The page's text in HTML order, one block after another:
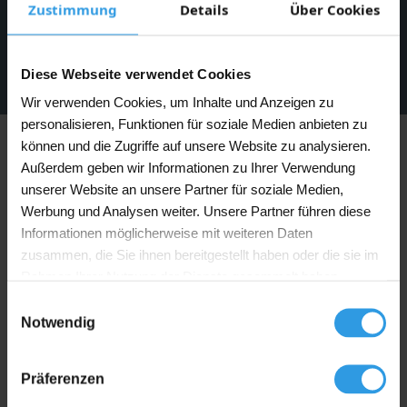
Zustimmung Details Über Cookies
Diese Webseite verwendet Cookies
Wir verwenden Cookies, um Inhalte und Anzeigen zu
personalisieren, Funktionen für soziale Medien anbieten zu
können und die Zugriffe auf unsere Website zu analysieren.
Außerdem geben wir Informationen zu Ihrer Verwendung
unserer Website an unsere Partner für soziale Medien,
Werbung und Analysen weiter. Unsere Partner führen diese
Informationen möglicherweise mit weiteren Daten
zusammen, die Sie ihnen bereitgestellt haben oder die sie im
Notwendig
Präferenzen
Beschreibung
Farbmischer Metall 40 x 8 cm
Mit diesem stabilen Metallmischer mischen Sie einfach
Farbe, Latex, Klebstoff und Mörtel zu einem glatten
und klumpenfreien Ergebnis. Setzen Sie den Mischer in
Metallmischer ideal für effizientes und schnelles
Mischen. Sie verwenden den Mischer geeignet für
wiederverwendbar.